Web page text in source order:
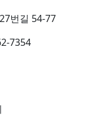
번길 54-77
7354